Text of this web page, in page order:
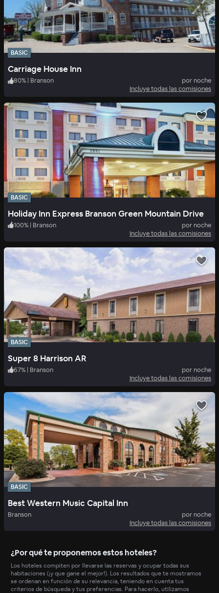
BASIC
Carriage House Inn
80% | Branson
por noche
Incluye todas las comisiones
BASIC
Holiday Inn Express Branson Green Mountain Drive
100% | Branson
por noche
Incluye todas las comisiones
BASIC
Super 8 Harrison AR
67% | Branson
por noche
Incluye todas las comisiones
BASIC
Best Western Music Capital Inn
Branson
por noche
Incluye todas las comisiones
¿Por qué te proponemos estos hoteles?
Los hoteles compiten por llevarse las reservas y ocupar todas sus
habitaciones (¡y que gane el mejor!). Los resultados que te mostramos
se ordenan en función de su relevancia, teniendo en cuenta tus
criterios de búsqueda y tus preferencias. Para hacerlo, utilizamos